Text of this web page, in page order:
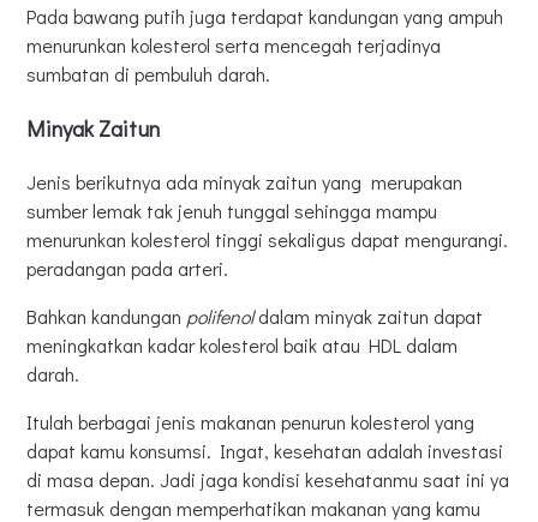
Pada bawang putih juga terdapat kandungan yang ampuh
menurunkan kolesterol serta mencegah terjadinya
sumbatan di pembuluh darah.
Minyak Zaitun
Jenis berikutnya ada minyak zaitun yang merupakan
sumber lemak tak jenuh tunggal sehingga mampu
menurunkan kolesterol tinggi sekaligus dapat mengurangi.
peradangan pada arteri.
Bahkan kandungan polifenoldalam minyak zaitun dapat
meningkatkan kadar kolesterol baik atau HDL dalam
darah.
Itulah berbagai jenis makanan penurun kolesterol yang
dapat kamu konsumsi. Ingat, kesehatan adalah investasi
di masa depan. Jadi jaga kondisi kesehatanmu saat ini ya
termasuk dengan memperhatikan makanan yang kamu